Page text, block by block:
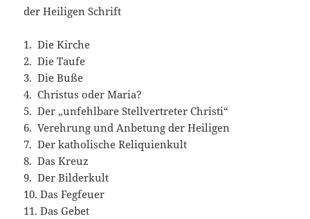
der Heiligen Schrift
1. Die Kirche
2. Die Taufe
3. Die Buße
4. Christus oder Maria?
5. Der „unfehlbare Stellvertreter Christi“
6. Verehrung und Anbetung der Heiligen
7. Der katholische Reliquienkult
8. Das Kreuz
9. Der Bilderkult
10. Das Fegfeuer
11. Das Gebet